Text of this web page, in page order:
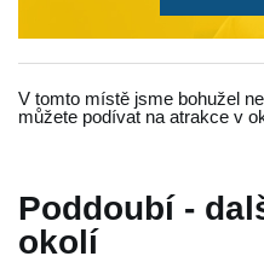
V tomto místě jsme bohužel
můžete podívat na atrakce v
Poddoubí -
okolí